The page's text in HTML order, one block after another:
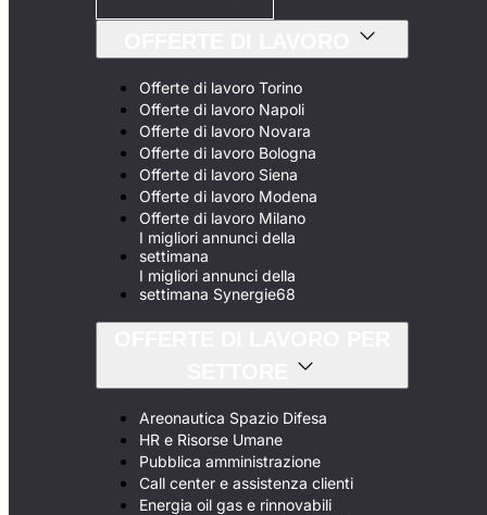
Offerte di lavoro Torino
Offerte di lavoro Napoli
Offerte di lavoro Novara
Offerte di lavoro Bologna
Offerte di lavoro Siena
Offerte di lavoro Modena
Offerte di lavoro Milano
I migliori annunci della
settimana
I migliori annunci della
settimana Synergie68
Areonautica Spazio Difesa
HR e Risorse Umane
Pubblica amministrazione
Call center e assistenza clienti
Energia oil gas e rinnovabili